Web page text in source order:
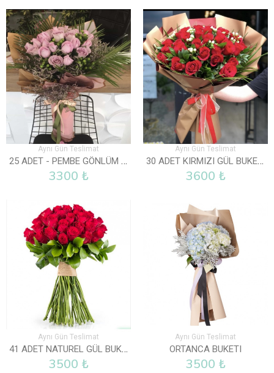
Aynı Gün Teslimat
25 ADET - PEMBE GÖNLÜM SENDE
3300 ₺
Aynı Gün Teslimat
30 ADET KIRMIZI GÜL BUKETI
3600 ₺
Aynı Gün Teslimat
41 ADET NATUREL GÜL BUKETI
3500 ₺
Aynı Gün Teslimat
ORTANCA BUKETI
3500 ₺